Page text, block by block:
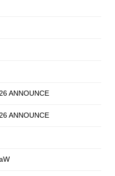
ANNOUNCE
ANNOUNCE